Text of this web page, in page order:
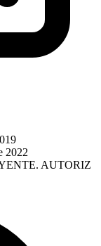
2022
AUTORIZ